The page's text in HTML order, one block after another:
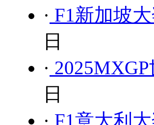
· F1新加坡
日
·
日
· F1意大利